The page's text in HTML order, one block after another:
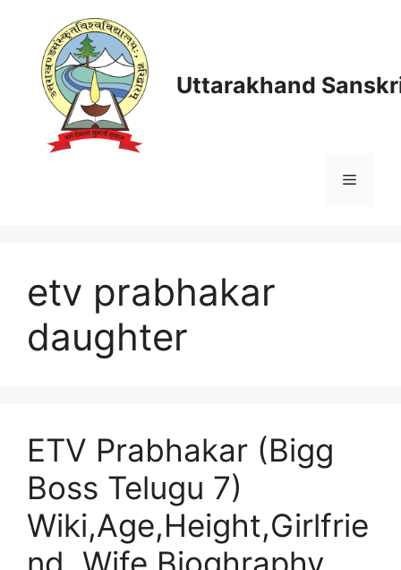
content
Uttarakhand
Menu
etv prabhakar
daughter
ETV Prabhakar (Bigg
Boss Telugu 7)
Wiki,Age,Height,Girlfrie